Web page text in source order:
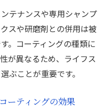
テナンスや専用シャンプ
スや研磨剤との併用は被
。コーティングの種類に
が異なるため、ライフス
ぶことが重要です。
ーティングの効果